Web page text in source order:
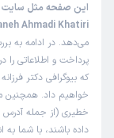
Ahmadi Khatiri)
می‌دهد. در ادامه به
پرداخت و اطلاعاتی
که بیوگرافی دکتر
خواهیم داد. همچنین
خطیری (از جمله آدرس
داده باشند، با شما